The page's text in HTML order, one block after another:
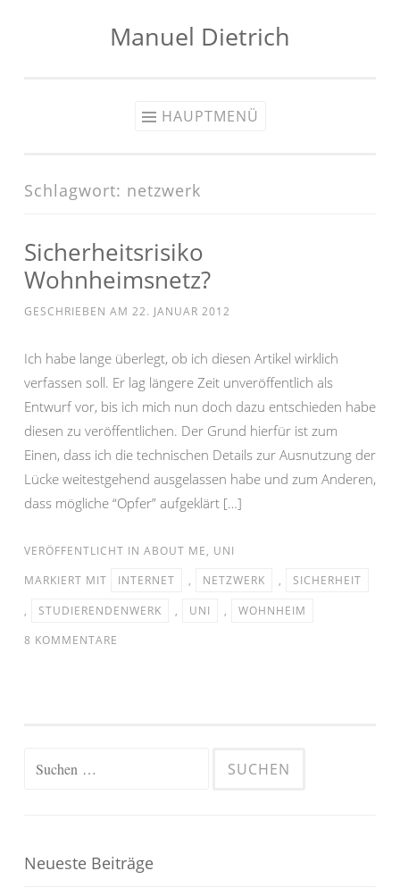
Manuel Dietrich
HAUPTMENÜ
Schlagwort: netzwerk
Sicherheitsrisiko
Wohnheimsnetz?
GESCHRIEBEN AM 22. JANUAR 2012
Ich habe lange überlegt, ob ich diesen Artikel wirklich
verfassen soll. Er lag längere Zeit unveröffentlich als
Entwurf vor, bis ich mich nun doch dazu entschieden habe
diesen zu veröffentlichen. Der Grund hierfür ist zum
Einen, dass ich die technischen Details zur Ausnutzung der
Lücke weitestgehend ausgelassen habe und zum Anderen,
dass mögliche “Opfer” aufgeklärt […]
VERÖFFENTLICHT IN ABOUT ME, UNI
MARKIERT MIT
INTERNET , NETZWERK ,
SICHERHEIT
,
STUDIERENDENWERK , UNI ,
WOHNHEIM
8 KOMMENTARE
Suchen
Neueste Beiträge